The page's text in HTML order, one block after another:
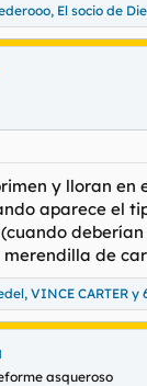
, El socio de
y lloran en
aparece el
de
, VINCE CARTER y
asqueroso